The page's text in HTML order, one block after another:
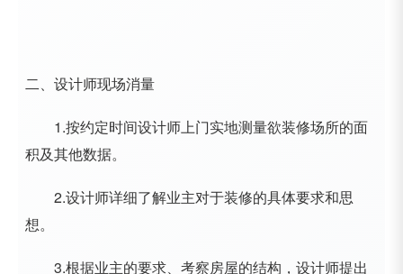
二、设计师现场消量
1.按约定时间设计师上门实地测量欲装修场所的面
积及其他数据。
2.设计师详细了解业主对于装修的具体要求和思
想。
3.根据业主的要求、考察房屋的结构，设计师提出